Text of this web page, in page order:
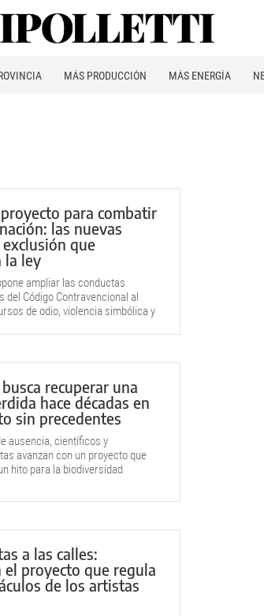
MÁS PRODUCCIÓN MÁS ENERGÍA
para combatir
las nuevas
que
la ley
ampliar las conductas
del Código Contravencional al
de odio, violencia simbólica y
recuperar una
hace décadas en
sin precedentes
ausencia, científicos y
avanzan con un proyecto que
hito para la biodiversidad
a las calles:
proyecto que regula
de los artistas